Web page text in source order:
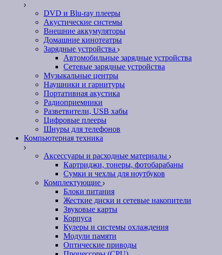
DVD и Blu-ray плееры
Акустические системы
Внешние аккумуляторы
Домашние кинотеатры
Зарядные устройства
Автомобильные зарядные устройства
Сетевые зарядные устройства
Музыкальные центры
Наушники и гарнитуры
Портативная акустика
Радиоприемники
Разветвители, USB хабы
Цифровые плееры
Шнуры для телефонов
Компьютерная техника
Аксессуары и расходные материалы
Картриджи, тонеры, фотобарабаны
Сумки и чехлы для ноутбуков
Комплектующие
Блоки питания
Жесткие диски и сетевые накопители
Звуковые карты
Корпуса
Кулеры и системы охлаждения
Модули памяти
Оптические приводы